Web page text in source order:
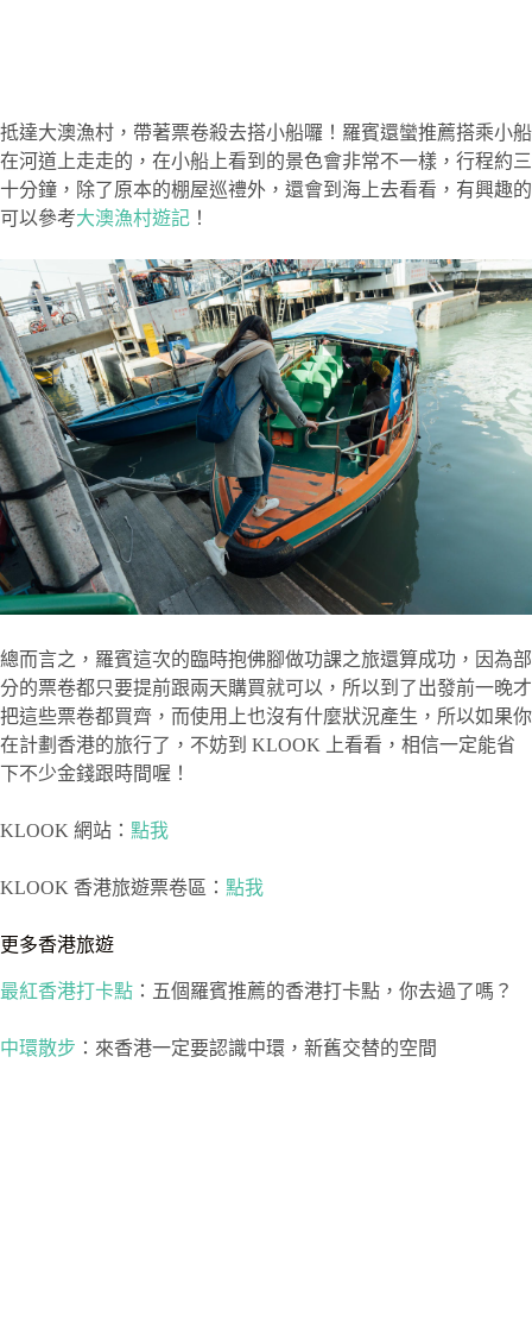
抵達大澳漁村，帶著票卷殺去搭小船囉！羅賓還蠻推薦搭乘小船
在河道上走走的，在小船上看到的景色會非常不一樣，行程約三
十分鐘，除了原本的棚屋巡禮外，還會到海上去看看，有興趣的
可以參考大澳漁村遊記 ！
總而言之，羅賓這次的臨時抱佛腳做功課之旅還算成功，因為部
分的票卷都只要提前跟兩天購買就可以，所以到了出發前一晚才
把這些票卷都買齊，而使用上也沒有什麼狀況產生，所以如果你
在計劃香港的旅行了，不妨到 KLOOK 上看看，相信一定能省
下不少金錢跟時間喔！
KLOOK 網站： 點我
KLOOK 香港旅遊票卷區： 點我
更多香港旅遊
最紅香港打卡點 ：五個羅賓推薦的香港打卡點，你去過了嗎？
中環散步 ：來香港一定要認識中環，新舊交替的空間